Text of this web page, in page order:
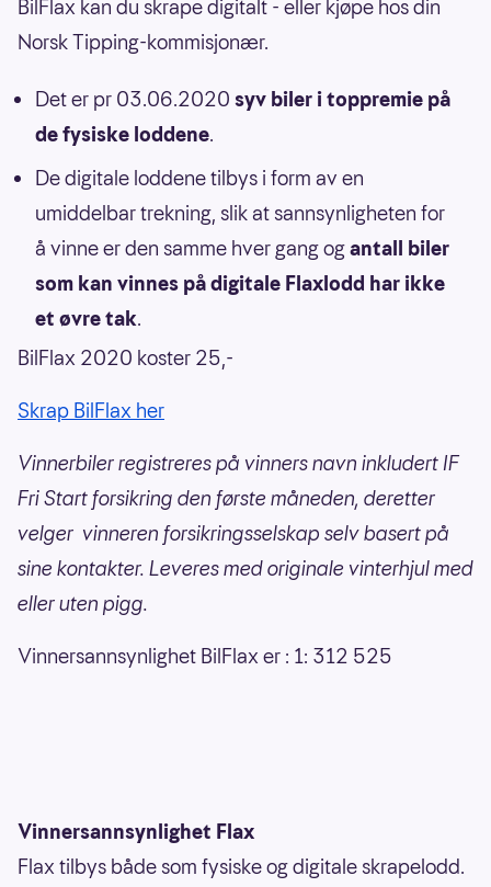
BilFlax kan du skrape digitalt - eller kjøpe hos din
Norsk Tipping-kommisjonær.
Det er pr 03.06.2020 syv biler i toppremie på
de fysiske loddene.
De digitale loddene tilbys i form av en
umiddelbar trekning, slik at sannsynligheten for
å vinne er den samme hver gang ogantall biler
som kan vinnes på digitale Flaxlodd har ikke
et øvre tak.
BilFlax 2020 koster 25,-
Skrap BilFlax her
Vinnerbiler registreres på vinners navn inkludert IF
Fri Start forsikring den første måneden, deretter
velger vinneren forsikringsselskap selv basert på
sine kontakter. Leveres med originale vinterhjul med
eller uten pigg.
Vinnersannsynlighet BilFlax er : 1: 312 525
Vinnersannsynlighet Flax
Flax tilbys både som fysiske og digitale skrapelodd.